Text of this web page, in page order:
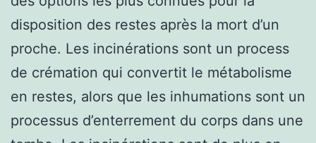
disposition des restes après la mort d’un
proche. Les incinérations sont un process
de crémation qui convertit le métabolisme
en restes, alors que les inhumations sont un
processus d’enterrement du corps dans une